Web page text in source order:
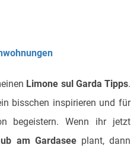
Limone sul Garda Tipps.
bisschen inspirieren und für
begeistern. Wenn ihr jetzt
am Gardaseeplant, dann